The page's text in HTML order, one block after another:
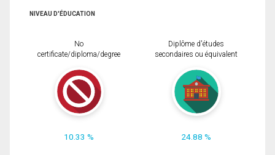
NIVEAU D'ÉDUCATION
No
certificate/diploma/degree
10.33 %
Diplôme d'études
secondaires ou équivalent
24.88 %